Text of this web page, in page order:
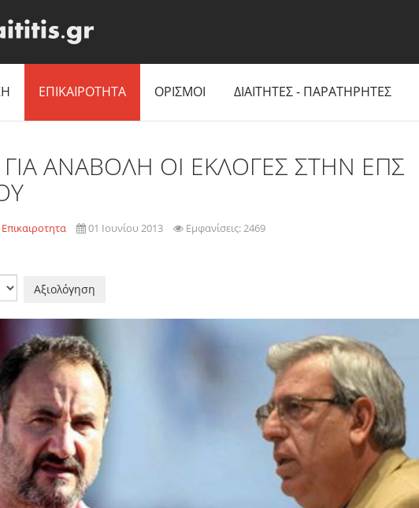
ΕΠΙΚΑΙΡΟΤΗΤΑ ΟΡΙΣΜΟΙ ΔΙΑΙΤΗΤΕΣ - ΠΑΡΑΤΗΡΗΤΕΣ
ΑΝΑΒΟΛΗ ΟΙ ΕΚΛΟΓΕΣ ΣΤΗΝ ΕΠΣ
Επικαιροτητα 01 Ιουνίου 2013 Εμφανίσεις: 2469